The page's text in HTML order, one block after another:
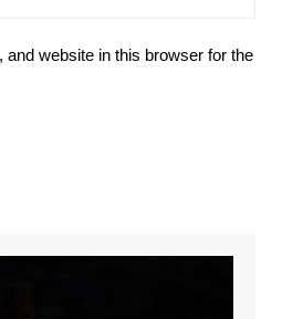
and website in this browser for the